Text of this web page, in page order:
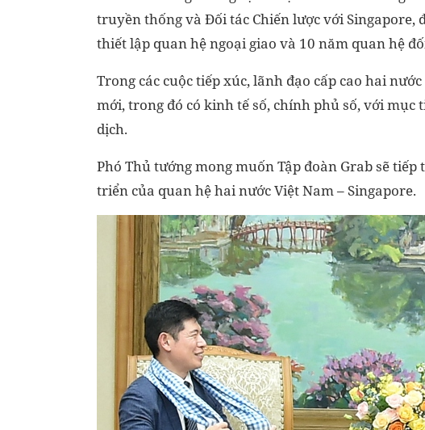
truyền thống và Đối tác Chiến lược với
thiết lập quan hệ ngoại giao và 10 năm quan hệ
Trong các cuộc tiếp xúc, lãnh đạo cấp cao hai
mới, trong đó có kinh tế số, chính phủ số, với
dịch.
Phó Thủ tướng mong muốn Tập đoàn Grab sẽ
triển của quan hệ hai nước Việt Nam – Singapore.